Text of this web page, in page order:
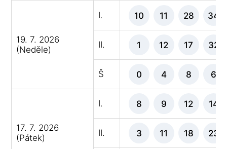
19. 7. 2026
(Neděle)
I. 10 11 28 34
II. 1 12 17 32
Š 0 4 8 6
17. 7. 2026
(Pátek)
I. 8 9 12 14
II. 3 11 18 23